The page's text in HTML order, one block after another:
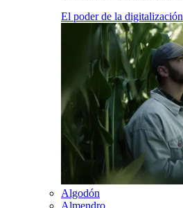
El poder de la digitalización
Algodón